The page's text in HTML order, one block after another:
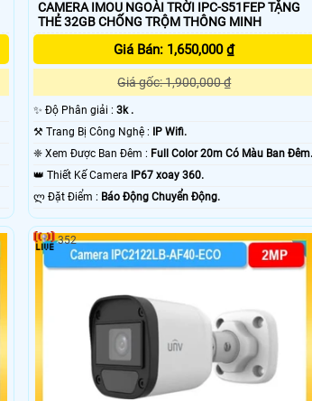
CAMERA IMOU NGOÀI TRỜI IPC-S51FEP TẶNG
THẺ 32GB CHỐNG TRỘM THÔNG MINH
Giá Bán: 1,650,000 ₫
Giá gốc: 1,900,000 ₫
✨ Độ Phân giải : 3k .
⚒ Trang Bị Công Nghệ : IP Wifi.
❈ Xem Được Ban Đêm : Full Color 20m Có Màu Ban Ðêm.
👑 Thiết Kế Camera IP67 xoay 360.
️ლ Đặt Điểm : Báo Động Chuyển Động.
352